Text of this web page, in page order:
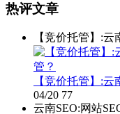
热评文章
【竞价托管】:
【竞价托管】:
04/20 77
云南SEO:网站